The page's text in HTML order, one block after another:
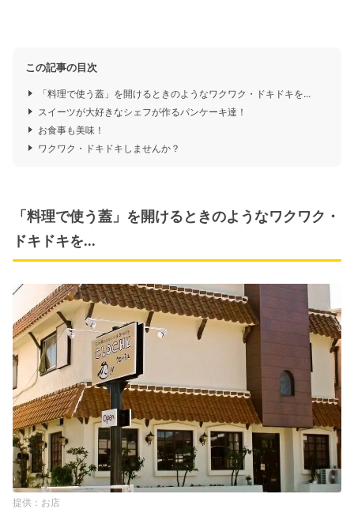
この記事の目次
「料理で使う蓋」を開けるときのようなワクワク・ドキドキを...
スイーツが大好きなシェフが作るパンケーキ達！
お食事も美味！
ワクワク・ドキドキしませんか？
「料理で使う蓋」を開けるときのようなワクワク・
ドキドキを...
お店